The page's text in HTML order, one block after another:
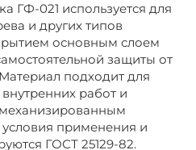
ГФ-021 используется для
и других типов
основным слоем
защиты от
подходит для
работ и
применения и
ГОСТ 25129-82.